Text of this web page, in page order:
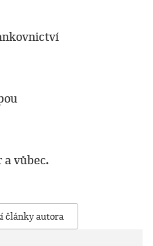
a vůbec.
články autora